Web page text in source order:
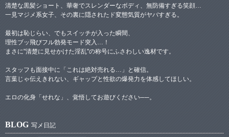
清楚な黒髪ショート、華奢でスレンダーなボディ、無防備すぎる笑顔…
一見マジメ系女子、その裏に隠されたド変態気質がヤバすぎる。
最初は恥じらい、でもスイッチが入った瞬間、
理性ブッ飛びフル勃発モード突入…！
まさに"清楚に見せかけた淫乱"の称号にふさわしい逸材です。
スタッフも面接中に「これは絶対売れる…」と確信。
言葉じゃ伝えきれない、ギャップと性欲の爆発力を体感してほしい。
エロの化身「せれな」、覚悟してお遊びください──。
BLOG 写メ日記